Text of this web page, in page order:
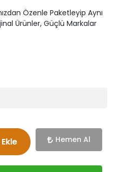
Özenle Paketleyip Aynı
Ürünler, Güçlü Markalar
Hemen Al